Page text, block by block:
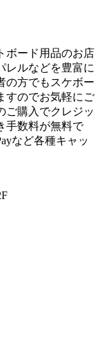
ボード用品のお店
レルなどを豊富に
の方でもスケボー
すのでお気軽にご
ご購入でクレジッ
手数料が無料で
など各種キャッ